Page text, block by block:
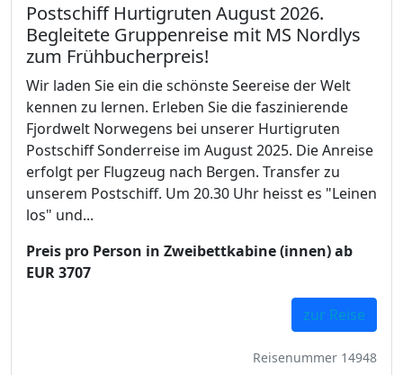
Postschiff Hurtigruten August 2026.
Begleitete Gruppenreise mit MS Nordlys
zum Frühbucherpreis!
Wir laden Sie ein die schönste Seereise der Welt
kennen zu lernen. Erleben Sie die faszinierende
Fjordwelt Norwegens bei unserer Hurtigruten
Postschiff Sonderreise im August 2025. Die Anreise
erfolgt per Flugzeug nach Bergen. Transfer zu
unserem Postschiff. Um 20.30 Uhr heisst es "Leinen
los" und...
Preis pro Person in Zweibettkabine (innen) ab
EUR 3707
zur Reise
Reisenummer 14948